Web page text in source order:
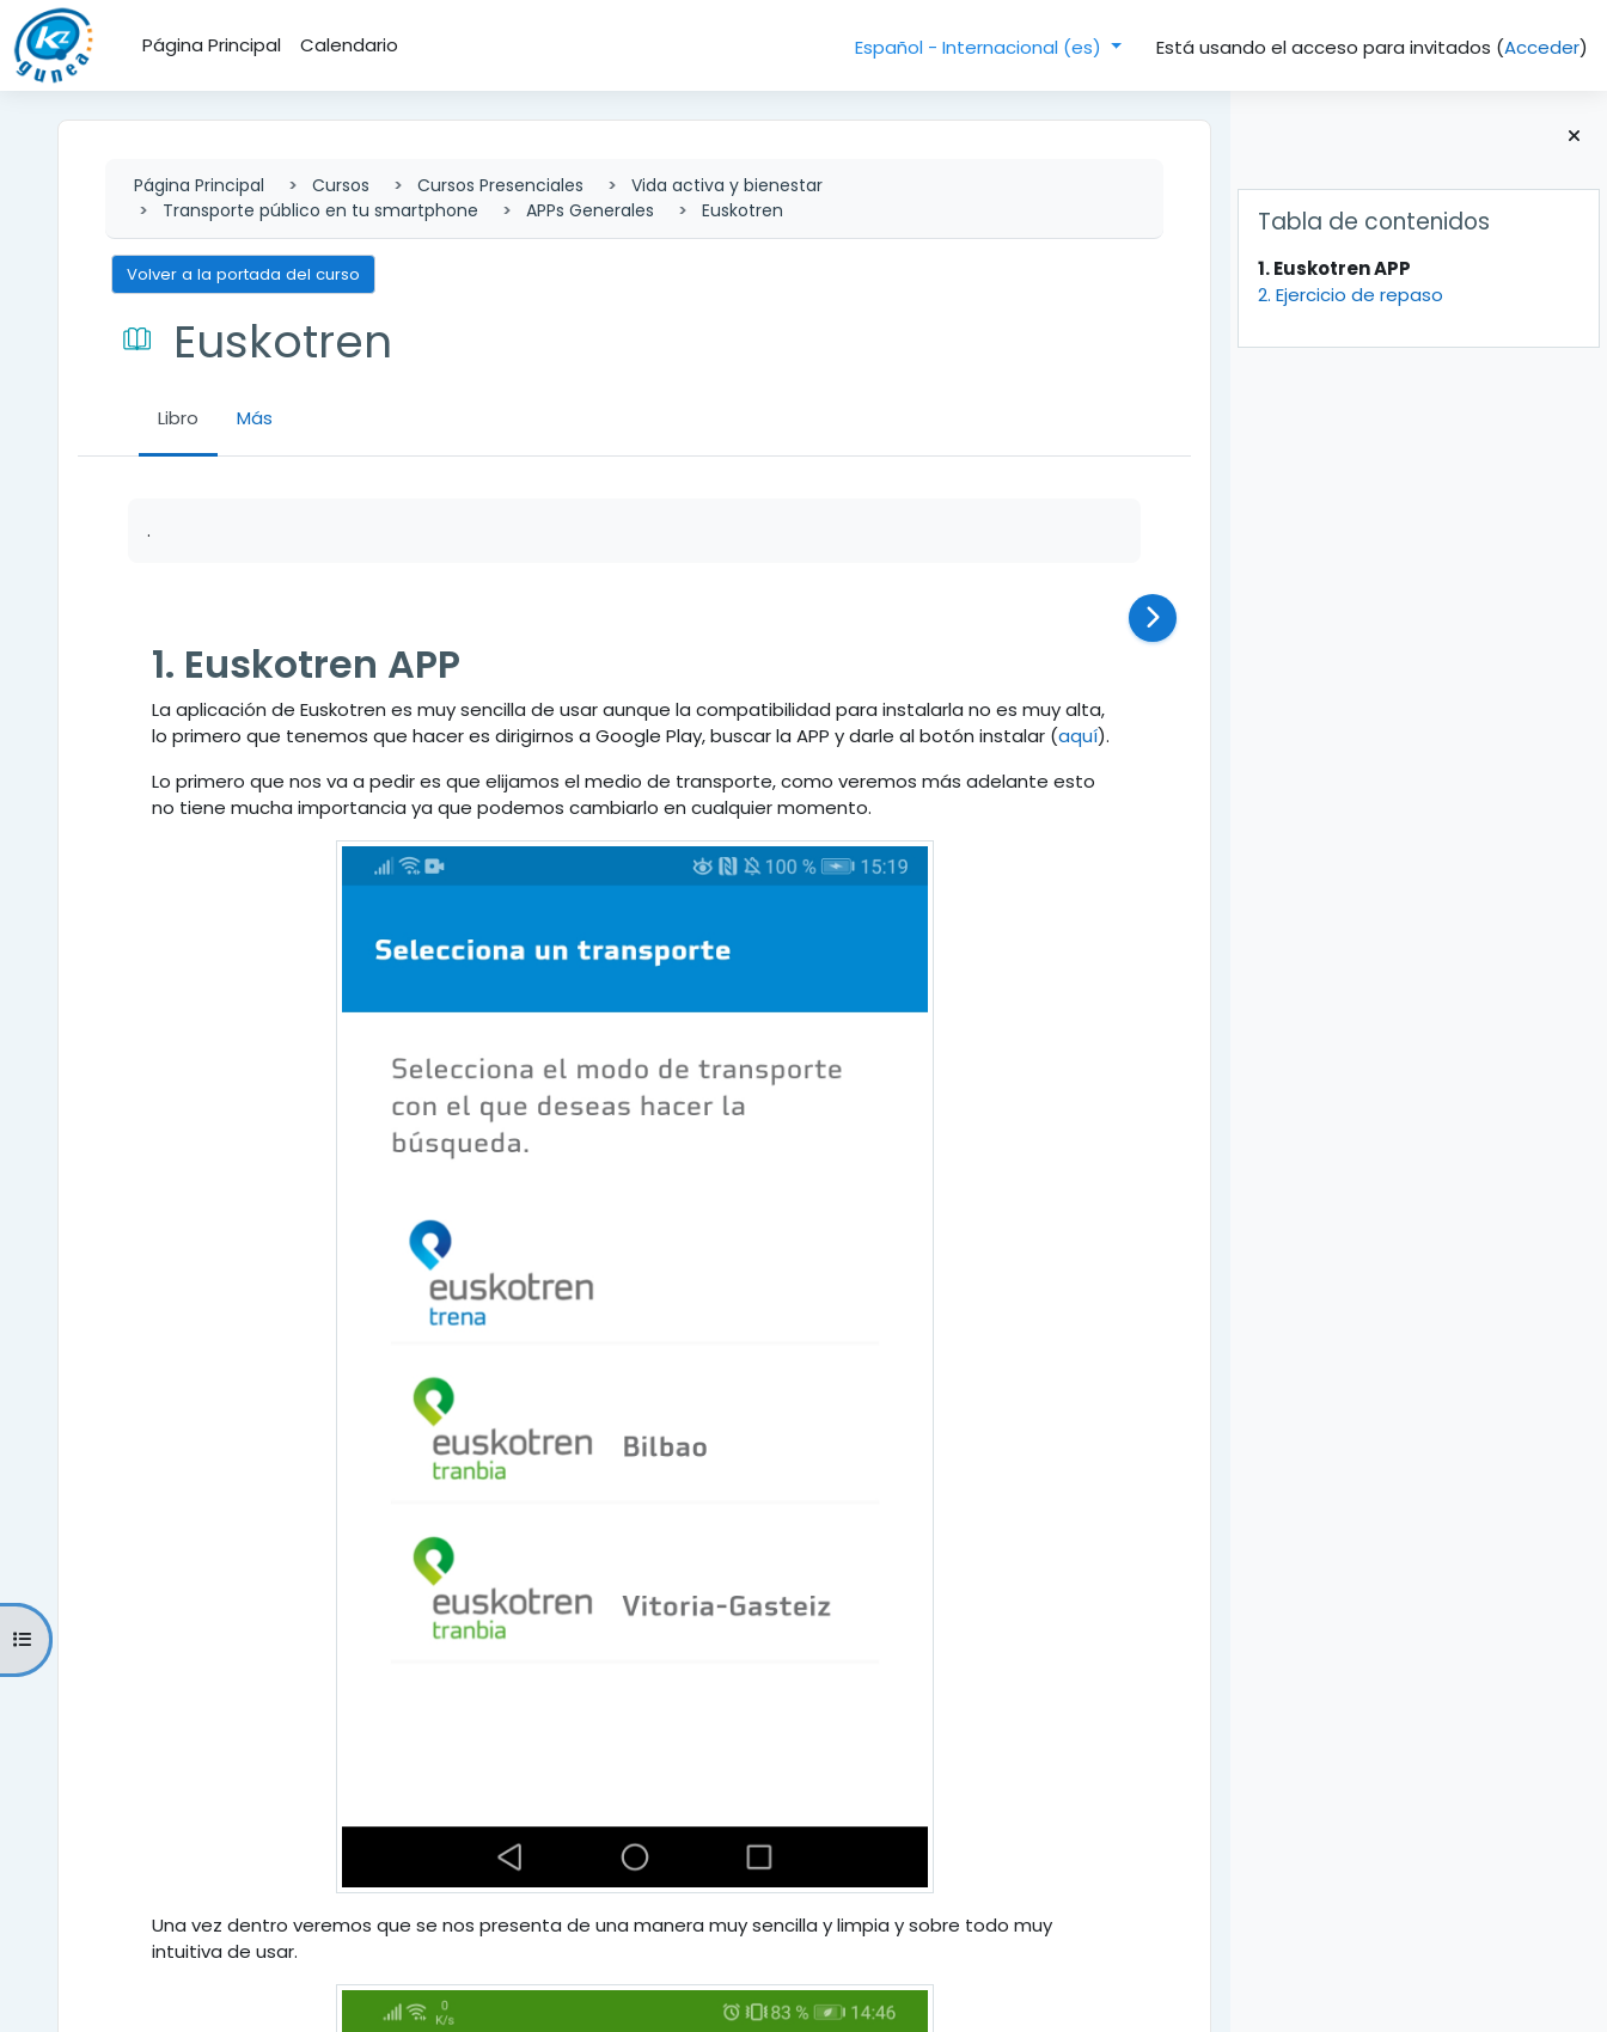
Salta al contenido principal
Página Principal
Calendario Español - Internacional ‎(es)‎ Está usando el acceso para invitados (Acceder)
Bloques
Tabla de contenidos
1. Euskotren APP
2. Ejercicio de repaso
Abrir índice del curso
Página Principal Cursos Cursos Presenciales
Vida activa y bienestar
Transporte público en tu smartphone
APPs Generales Euskotren
Volver a la portada del curso
Euskotren
Libro Más
.
1. Euskotren APP
La aplicación de Euskotren es muy sencilla de usar aunque la compatibilidad para instalarla no es muy alta,
lo primero que tenemos que hacer es dirigirnos a Google Play, buscar la APP y darle al botón instalar (aquí).
Lo primero que nos va a pedir es que elijamos el medio de transporte, como veremos más adelante esto
no tiene mucha importancia ya que podemos cambiarlo en cualquier momento.
Una vez dentro veremos que se nos presenta de una manera muy sencilla y limpia y sobre todo muy
intuitiva de usar.